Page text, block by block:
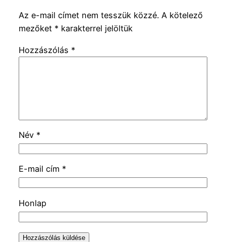
Az e-mail címet nem tesszük közzé. A kötelező
mezőket * karakterrel jelöltük
Hozzászólás *
Név *
E-mail cím *
Honlap